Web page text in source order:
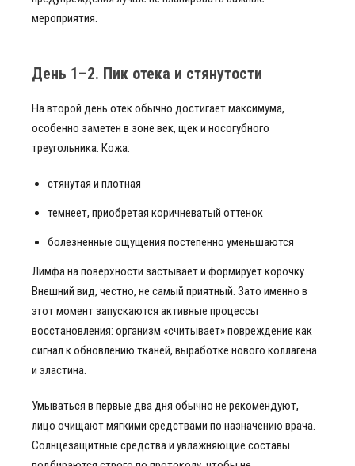
мероприятия.
День 1–2. Пик отека и стянутости
На второй день отек обычно достигает максимума,
особенно заметен в зоне век, щек и носогубного
треугольника. Кожа:
стянутая и плотная
темнеет, приобретая коричневатый оттенок
болезненные ощущения постепенно уменьшаются
Лимфа на поверхности застывает и формирует корочку.
Внешний вид, честно, не самый приятный. Зато именно в
этот момент запускаются активные процессы
восстановления: организм «считывает» повреждение как
сигнал к обновлению тканей, выработке нового коллагена
и эластина.
Умываться в первые два дня обычно не рекомендуют,
лицо очищают мягкими средствами по назначению врача.
Солнцезащитные средства и увлажняющие составы